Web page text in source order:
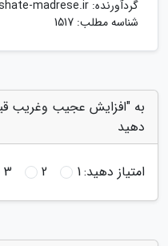
گردآورنده: madrese.ir
شناسه مطلب: 1517
به "افزایش عجیب وغریب
دهید
امتیاز دهید:1
2
3